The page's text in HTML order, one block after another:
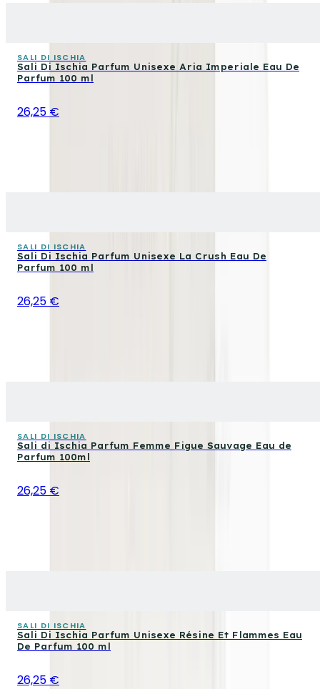
SALI DI ISCHIA
Sali Di Ischia Parfum Unisexe Aria Imperiale Eau De
Parfum 100 ml
26,25 €
SALI DI ISCHIA
Sali Di Ischia Parfum Unisexe La Crush Eau De
Parfum 100 ml
26,25 €
SALI DI ISCHIA
Sali di Ischia Parfum Femme Figue Sauvage Eau de
Parfum 100ml
26,25 €
SALI DI ISCHIA
Sali Di Ischia Parfum Unisexe Résine Et Flammes Eau
De Parfum 100 ml
26,25 €